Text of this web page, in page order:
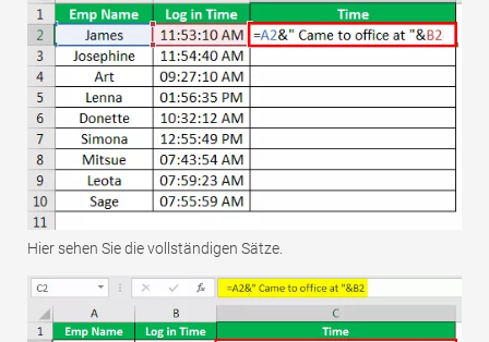
Hier sehen Sie die vollständigen Sätze.